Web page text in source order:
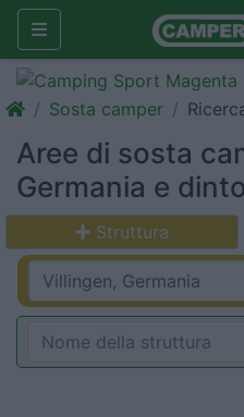
Sosta camper
Aree di sosta
Germania e
Struttura